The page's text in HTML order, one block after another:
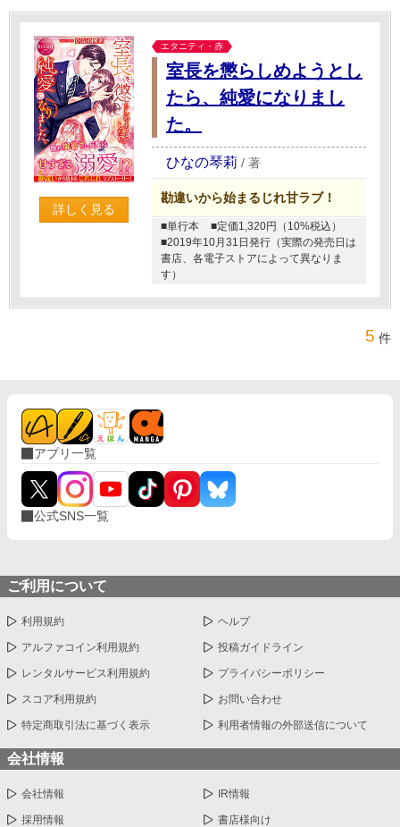
詳しく見る
エタニティ・赤
室長を懲らしめようとし
たら、純愛になりまし
た。
ひなの琴莉 / 著
勘違いから始まるじれ甘ラブ！
■単行本
■定価1,320円（10%税込）
■2019年10月31日発行（実際の発売日は
書店、各電子ストアによって異なりま
す）
5 件
アプリ一覧
公式SNS一覧
ご利用について
利用規約 ヘルプ
アルファコイン利用規約 投稿ガイドライン
レンタルサービス利用規約 プライバシーポリシー
スコア利用規約 お問い合わせ
特定商取引法に基づく表示 利用者情報の外部送信について
会社情報
会社情報 IR情報
採用情報 書店様向け